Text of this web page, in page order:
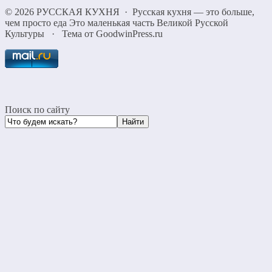
© 2026 РУССКАЯ КУХНЯ · Русская кухня — это больше,
чем просто еда Это маленькая часть Великой Русской
Культуры
· Тема от GoodwinPress.ru
Поиск по сайту